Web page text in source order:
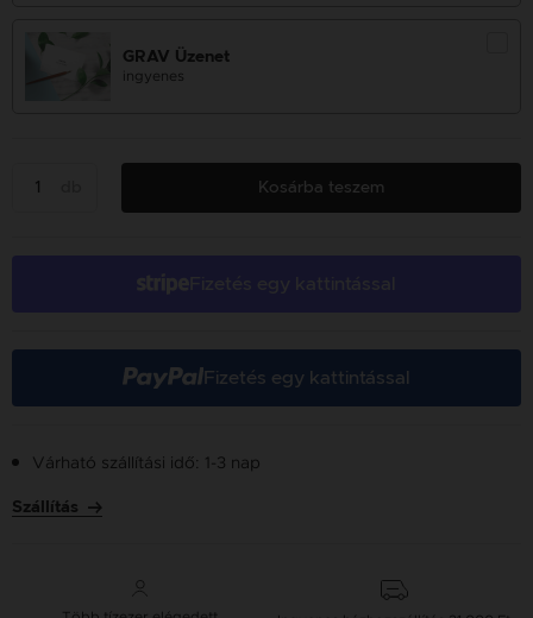
GRAV Üzenet
ingyenes
Kosárba teszem
Fizetés egy kattintással
Várható szállítási idő: 1-3 nap
Szállítás